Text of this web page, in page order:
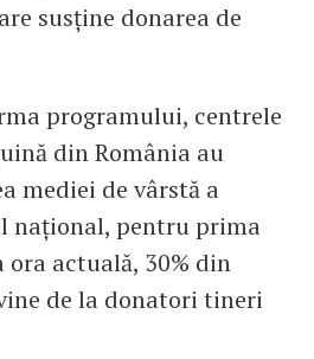
susține donarea de
programului, centrele
din România au
mediei de vârstă a
național, pentru prima
ora actuală, 30% din
de la donatori tineri